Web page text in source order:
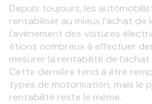
Depuis toujours, les
rentabiliser au mieux l’achat de
l’avènement des voitures
étions nombreux à effectuer
mesurer la rentabilité de l’achat
Cette dernière tend à être
types de motorisation, mais le
rentabilité reste le même.